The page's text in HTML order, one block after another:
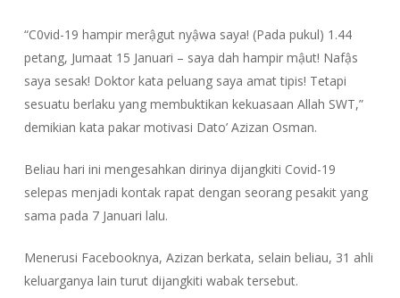
“C0vid-19 hampir merậgut nyậwa saya! (Pada pukul) 1.44
petang, Jumaat 15 Januari – saya dah hampir mậut! Nafậs
saya sesak! Doktor kata peluang saya amat tipis! Tetapi
sesuatu berlaku yang membuktikan kekuasaan Allah SWT,”
demikian kata pakar motivasi Dato’ Azizan Osman.
Beliau hari ini mengesahkan dirinya dijangkiti Covid-19
selepas menjadi kontak rapat dengan seorang pesakit yang
sama pada 7 Januari lalu.
Menerusi Facebooknya, Azizan berkata, selain beliau, 31 ahli
keluarganya lain turut dijangkiti wabak tersebut.